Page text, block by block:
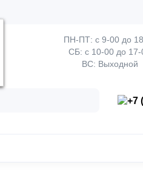
ПН-ПТ: с 9-00 до
СБ: с 10-00 до 17-
ВС: Выходной